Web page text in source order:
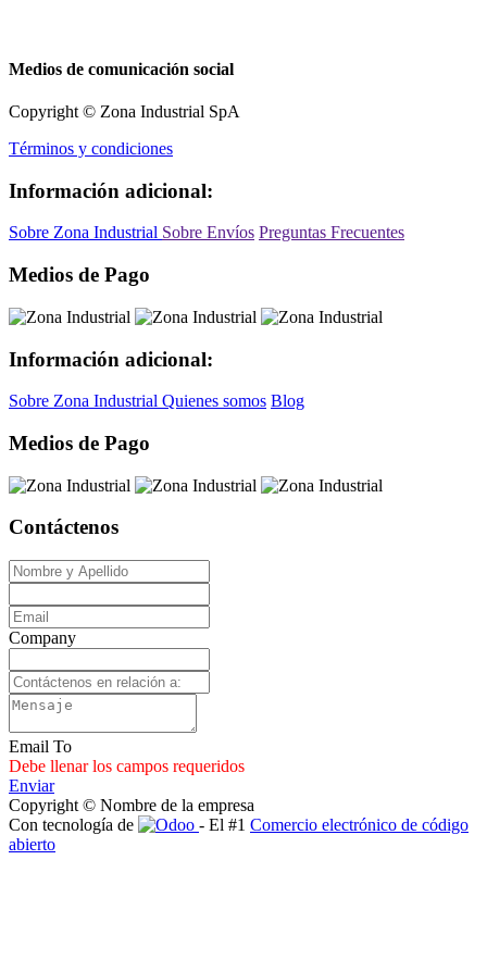
Medios de comunicación social
Copyright © Zona Industrial SpA
Términos y condiciones
Información adicional:
Sobre Zona Industrial Sobre Envíos Preguntas Frecuentes
Medios de Pago
Información adicional:
Sobre Zona Industrial Quienes somos Blog
Medios de Pago
Contáctenos
Company
Email To
Debe llenar los campos requeridos
Enviar
Copyright © Nombre de la empresa
Con tecnología de
- El #1 Comercio electrónico de código
abierto